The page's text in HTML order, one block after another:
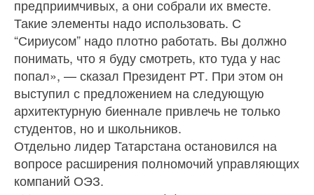
предприимчивых, а они собрали их вместе.
Такие элементы надо использовать. С
“Сириусом” надо плотно работать. Вы должно
понимать, что я буду смотреть, кто туда у нас
попал», — сказал Президент РТ. При этом он
выступил с предложением на следующую
архитектурную биеннале привлечь не только
студентов, но и школьников.
Отдельно лидер Татарстана остановился на
вопросе расширения полномочий управляющих
компаний ОЭЗ.